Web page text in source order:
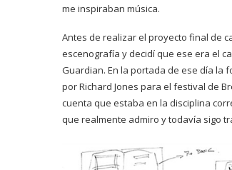
me inspiraban música.
Antes de realizar el proyecto final de
escenografía y decidí que ese era el
Guardian. En la portada de ese día la
por Richard Jones para el festival de
cuenta que estaba en la disciplina
que realmente admiro y todavía sigo